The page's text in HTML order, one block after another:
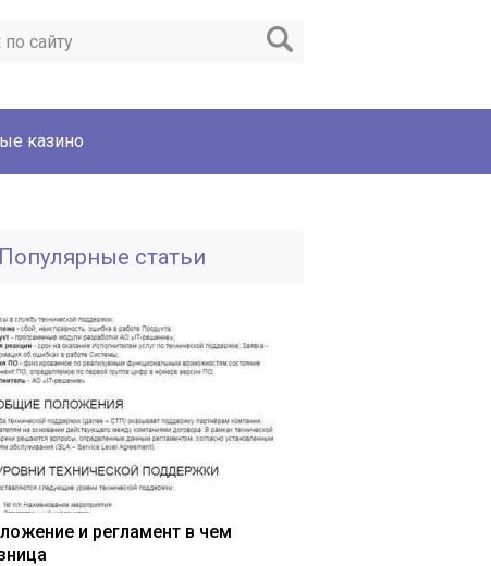
казино
Популярные статьи
и регламент в чем